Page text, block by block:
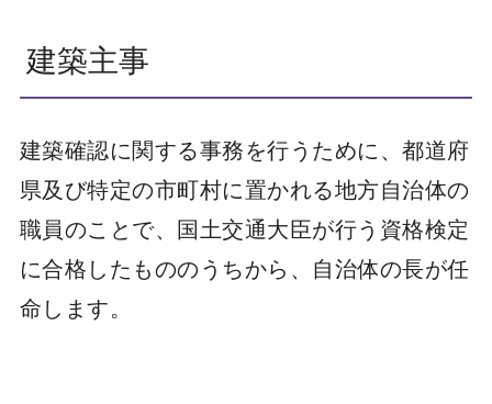
建築主事
建築確認に関する事務を行うために、都道府
県及び特定の市町村に置かれる地方自治体の
職員のことで、国土交通大臣が行う資格検定
に合格したもののうちから、自治体の長が任
命します。